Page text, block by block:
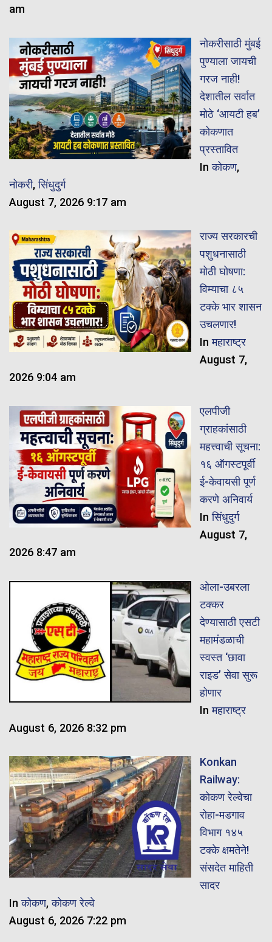
am
नोकरीसाठी मुंबई
पुण्याला जायची
गरज नाही!
देशातील सर्वात
मोठे ‘आयटी हब’
कोकणात
प्रस्तावित
Inकोकण,
नोकरी,सिंधुदुर्ग
August 7, 2026 9:17 am
राज्य सरकारची
पशुधनासाठी
मोठी घोषणा:
विम्याचा ८५
टक्के भार शासन
उचलणार!
Inमहाराष्ट्र
August 7,
2026 9:04 am
एलपीजी
ग्राहकांसाठी
महत्त्वाची सूचना:
१६ ऑगस्टपूर्वी
ई-केवायसी पूर्ण
करणे अनिवार्य
Inसिंधुदुर्ग
August 7,
2026 8:47 am
ओला-उबरला
टक्कर
देण्यासाठी एसटी
महामंडळाची
स्वस्त ‘छावा
राइड’ सेवा सुरू
होणार
Inमहाराष्ट्र
August 6, 2026 8:32 pm
Konkan
Railway:
कोकण रेल्वेचा
रोहा-मडगाव
विभाग १४५
टक्के क्षमतेने!
संसदेत माहिती
सादर
Inकोकण,कोकण रेल्वे
August 6, 2026 7:22 pm